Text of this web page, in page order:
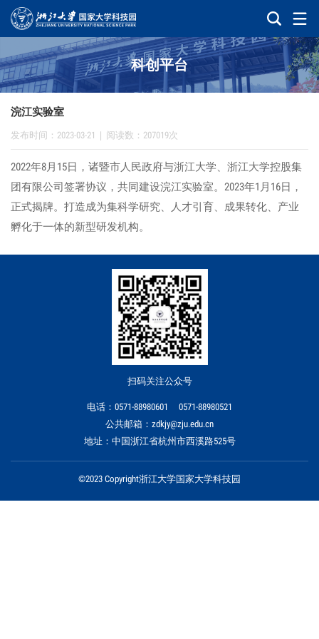
科创平台
浣江实验室
发布时间：2023-03-21 阅读数：207019次
2022年8月15日，诸暨市人民政府与浙江大学、浙江大学控股集
团有限公司签署协议，共同建设浣江实验室。2023年1月16日，
正式揭牌。打造成为集科学研究、人才引育、成果转化、产业
孵化于一体的新型研发机构。
扫码关注公众号
电话：0571-88980601 0571-88980521
公共邮箱：zdkjy@zju.edu.cn
地址：中国浙江省杭州市西溪路525号
©2023 Copyright浙江大学国家大学科技园